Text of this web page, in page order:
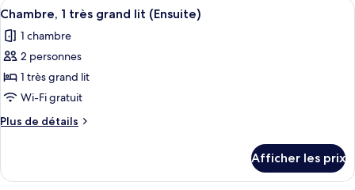
familial
(Female
4POD,
Shared
Facilities)
familial
4POD,
Shared
Afficher
toutes
les
photos
pour
ce
type
de
Chambre,
Une chambre d’hôtel moderne
5
Chambre, 1 très grand lit (Ensuite)
1 chambre
2 personnes
1 très grand lit
Wi-Fi gratuit
Plus de détails
Plus
Chambre,
Afficher les prix